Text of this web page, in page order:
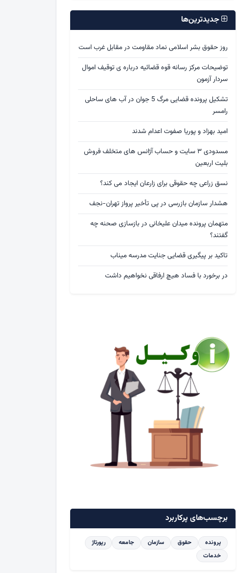
جدیدترین‌ها
روز حقوق بشر اسلامی نماد مقاومت در مقابل غرب است
توضیحات مرکز رسانه قوه قضائیه درباره ی توقیف اموال
سردار آزمون
تشکیل پرونده قضایی مرگ 5 جوان در آب های ساحلی
رامسر
امید بهزاد و پوریا صفوت اعدام شدند
مسدودی ۳ سایت و حساب آژانس های متخلف فروش
بلیت اربعین
نسق زراعی چه حقوقی برای زارعان ایجاد می کند؟
هشدار سازمان بازرسی در پی تأخیر پرواز تهران-نجف
متهمان پرونده میدان علیخانی در بازسازی صحنه چه
گفتند؟
تاکید بر پیگیری قضایی جنایت مدرسه میناب
در برخورد با فساد هیچ ارفاقی نخواهیم داشت
برچسب‌های پرکاربرد
پرونده حقوق سازمان جامعه
رپورتاژ
خدمات